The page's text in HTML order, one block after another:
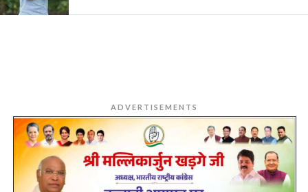
ADVERTISEMENTS